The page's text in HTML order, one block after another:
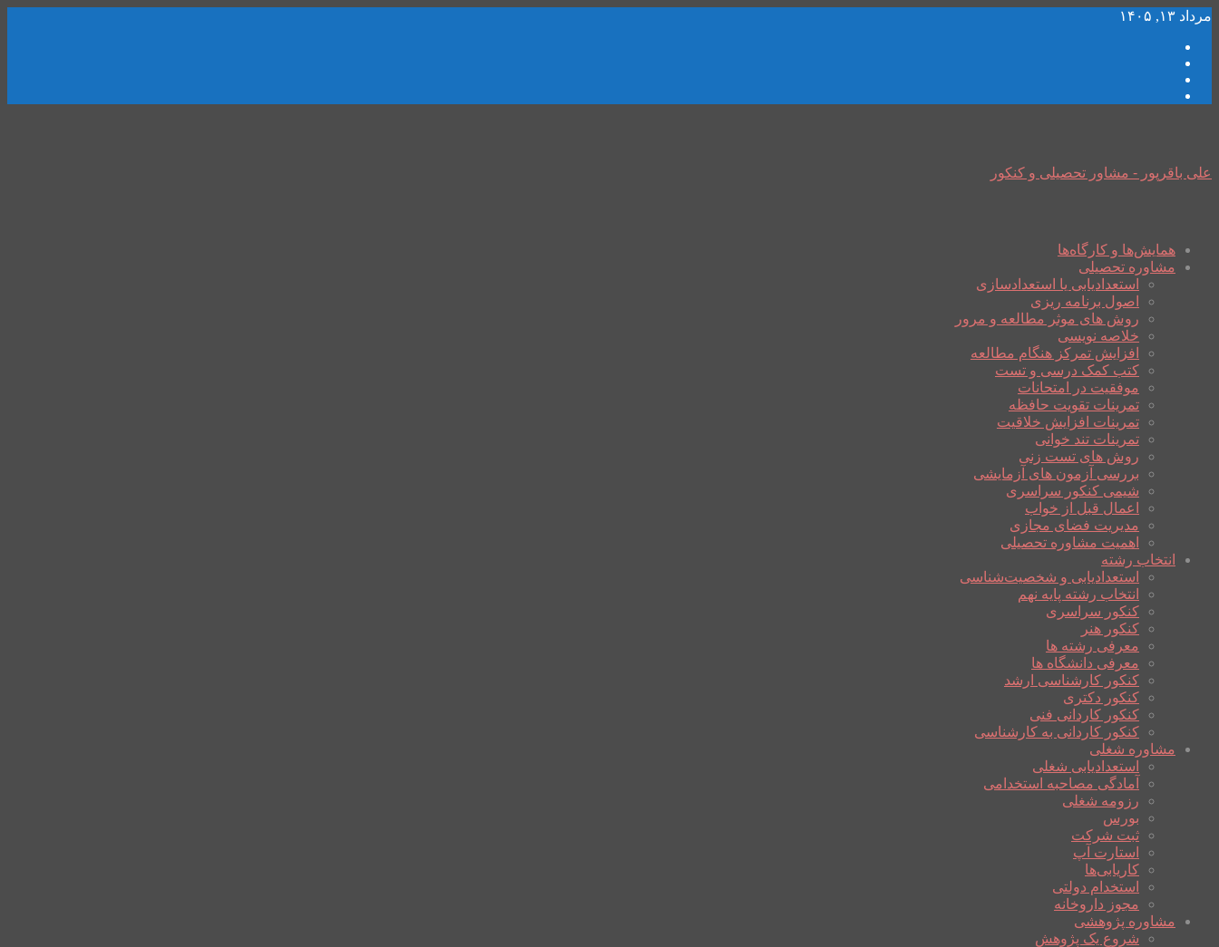
مرداد ۱۳, ۱۴۰۵
علی باقرپور - مشاور تحصیلی و کنکور
همایش‌ها و کارگاه‌ها
مشاوره تحصیلی
استعدادیابی یا استعدادسازی
اصول برنامه ریزی
روش های موثر مطالعه و مرور
خلاصه نویسی
افزایش تمرکز هنگام مطالعه
کتب کمک درسی و تست
موفقیت در امتحانات
تمرینات تقویت حافظه
تمرینات افزایش خلاقیت
تمرینات تند خوانی
روش های تست زنی
بررسی آزمون های آزمایشی
شیمی کنکور سراسری
اعمال قبل از خواب
مدیریت فضای مجازی
اهمیت مشاوره تحصیلی
انتخاب رشته
استعدادیابی و شخصیت‌شناسی
انتخاب رشته پایه نهم
کنکور سراسری
کنکور هنر
معرفی رشته ها
معرفی دانشگاه ها
کنکور کارشناسی ارشد
کنکور دکتری
کنکور کاردانی فنی
کنکور کاردانی به کارشناسی
مشاوره شغلی
استعدادیابی شغلی
آمادگی مصاحبه استخدامی
رزومه شغلی
بورس
ثبت شرکت
استارت آپ
کاریابی‌ها
استخدام دولتی
مجوز داروخانه
مشاوره پژوهشی
شروع یک پژوهش